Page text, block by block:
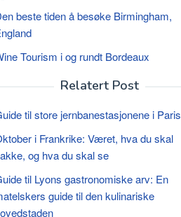
beste tiden å besøke Birmingham,
Tourism i og rundt Bordeaux
Relatert Post
til store jernbanestasjonene i Paris
i Frankrike: Været, hva du skal
og hva du skal se
til Lyons gastronomiske arv: En
guide til den kulinariske